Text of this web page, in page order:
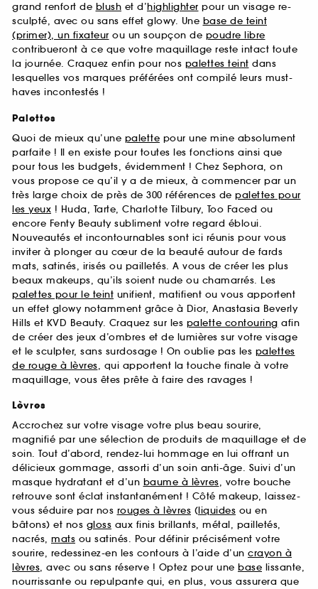
grand renfort de blush et d’highlighter pour un visage re-
sculpté, avec ou sans effet glowy. Une base de teint
(primer), un fixateur ou un soupçon de poudre libre
contribueront à ce que votre maquillage reste intact toute
la journée. Craquez enfin pour nos palettes teint dans
lesquelles vos marques préférées ont compilé leurs must-
haves incontestés !
Palettes
Quoi de mieux qu’une palette pour une mine absolument
parfaite ! Il en existe pour toutes les fonctions ainsi que
pour tous les budgets, évidemment ! Chez Sephora, on
vous propose ce qu’il y a de mieux, à commencer par un
très large choix de près de 300 références de palettes pour
les yeux ! Huda, Tarte, Charlotte Tilbury, Too Faced ou
encore Fenty Beauty subliment votre regard ébloui.
Nouveautés et incontournables sont ici réunis pour vous
inviter à plonger au cœur de la beauté autour de fards
mats, satinés, irisés ou pailletés. A vous de créer les plus
beaux makeups, qu’ils soient nude ou chamarrés. Les
palettes pour le teint unifient, matifient ou vous apportent
un effet glowy notamment grâce à Dior, Anastasia Beverly
Hills et KVD Beauty. Craquez sur les palette contouring afin
de créer des jeux d’ombres et de lumières sur votre visage
et le sculpter, sans surdosage ! On oublie pas les palettes
de rouge à lèvres, qui apportent la touche finale à votre
maquillage, vous êtes prête à faire des ravages !
Lèvres
Accrochez sur votre visage votre plus beau sourire,
magnifié par une sélection de produits de maquillage et de
soin. Tout d’abord, rendez-lui hommage en lui offrant un
délicieux gommage, assorti d’un soin anti-âge. Suivi d’un
masque hydratant et d’un baume à lèvres, votre bouche
retrouve sont éclat instantanément ! Côté makeup, laissez-
vous séduire par nos rouges à lèvres (liquides ou en
bâtons) et nos gloss aux finis brillants, métal, pailletés,
nacrés, mats ou satinés. Pour définir précisément votre
sourire, redessinez-en les contours à l’aide d’un crayon à
lèvres, avec ou sans réserve ! Optez pour une base lissante,
nourrissante ou repulpante qui, en plus, vous assurera que